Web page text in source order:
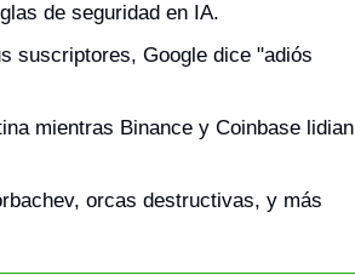
de seguridad en IA.
suscriptores, Google dice "adiós
mientras Binance y Coinbase lidian
orcas destructivas, y más